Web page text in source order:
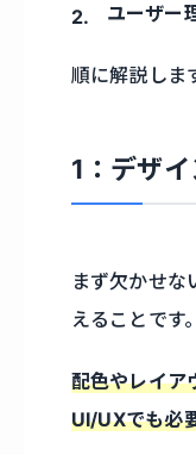
ユーザー
順に解説しま
1：デザ
まず欠かせな
えることです。
配色やレイア
UI/UXでも必